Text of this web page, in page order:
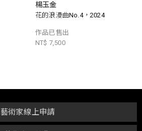
楊玉金
花的浪漫曲No.4，2024
作品已售出
NT$ 7,500
藝術家線上申請